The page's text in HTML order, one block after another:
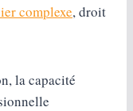
complexe, droit
la capacité